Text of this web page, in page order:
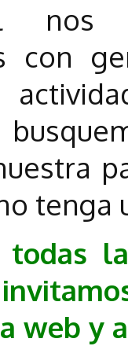
nos
con
tenga
todas
web y